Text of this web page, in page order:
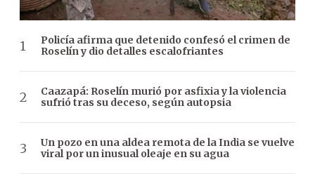
Policía afirma que detenido confesó el crimen de
Roselín y dio detalles escalofriantes
Caazapá: Roselín murió por asfixia y la violencia
sufrió tras su deceso, según autopsia
Un pozo en una aldea remota de la India se vuelve
viral por un inusual oleaje en su agua